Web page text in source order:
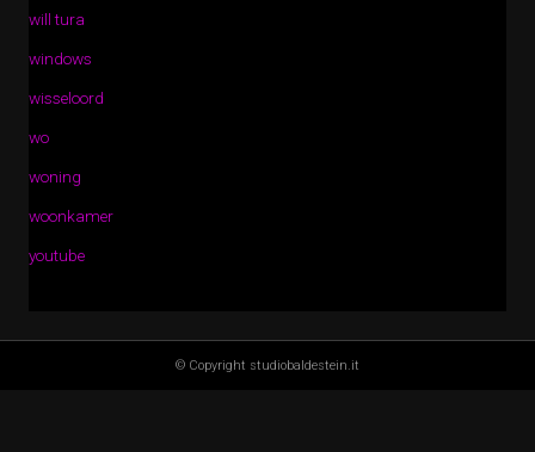
will tura
windows
wisseloord
wo
woning
woonkamer
youtube
© Copyright studiobaldestein.it